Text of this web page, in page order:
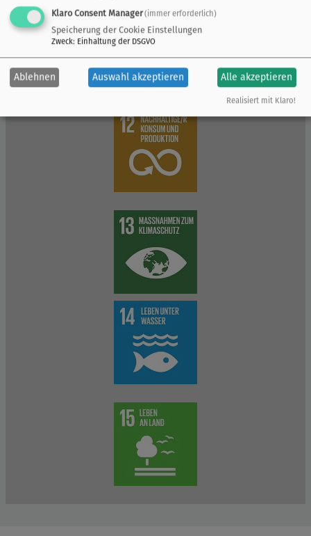
Klaro Consent Manager(immer erforderlich)
Speicherung der Cookie Einstellungen
Zweck: Einhaltung der DSGVO
Ablehnen Auswahl akzeptieren Alle akzeptieren
Realisiert mit Klaro!